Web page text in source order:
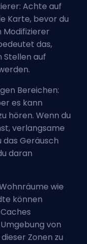
Achte auf
Karte, bevor du
Modifizierer
das,
Stellen auf
Bereichen:
es kann
hören. Wenn du
verlangsame
das Geräusch
daran
wie
können
von
Zonen zu